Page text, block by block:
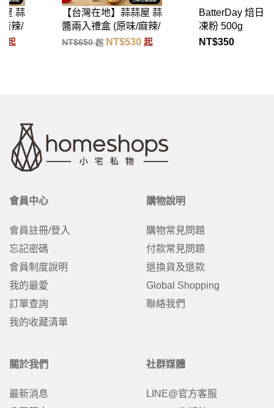
【台灣在地】蒜蒜屋 蒜
醬兩入禮盒 (原味/麻辣/
NT$530起
BatterDay 焙日 嫩仙草
凍粉 500g
會員中心
會員註冊/登入
忘記密碼
會員制度說明
我的最愛
訂單查詢
我的收藏清單
購物說明
購物常見問題
付款常見問題
退換貨及退款
Global Shopping
聯絡我們
關於我們
最新消息
社群媒體
LINE@官方客服